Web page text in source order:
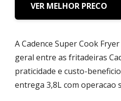
VER MELHOR PRECO
A Cadence Super Cook
geral entre as fritadeiras
praticidade e custo-
entrega 3,8L com operacao